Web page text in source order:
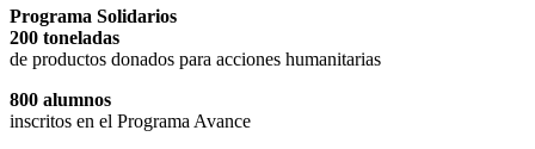
Programa Solidarios
200 toneladas
de productos donados para acciones humanitarias
800 alumnos
inscritos en el Programa Avance